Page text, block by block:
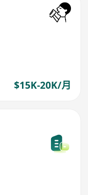
$15K-20K/月